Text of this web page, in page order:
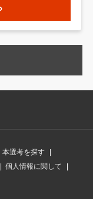
本選考を探す
個人情報に関して